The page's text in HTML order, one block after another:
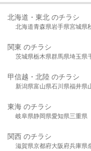
北海道・東北 のチラシ
北海道青森県岩手県宮城県
関東 のチラシ
茨城県栃木県群馬県埼玉県
甲信越・北陸 のチラシ
新潟県富山県石川県福井県
東海 のチラシ
岐阜県静岡県愛知県三重県
関西 のチラシ
滋賀県京都府大阪府兵庫県